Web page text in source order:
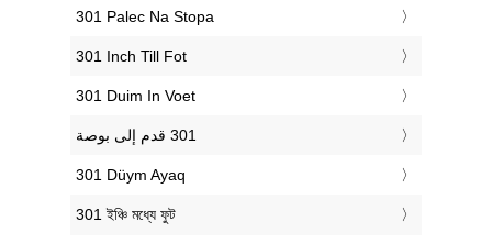
‎301 Palec Na Stopa
‎301 Inch Till Fot
‎301 Duim In Voet
‎301 Düym Ayaq
‎301 ইঞ্চি মধ্যে ফুট